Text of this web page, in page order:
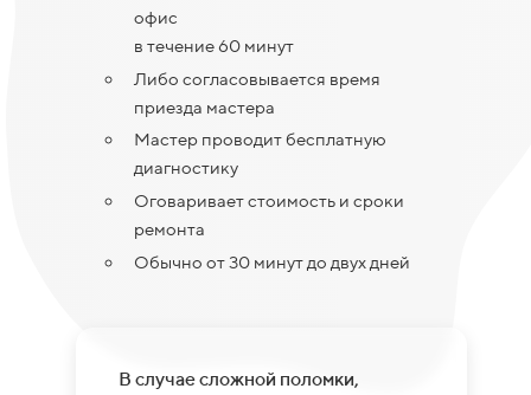
офис
в течение 60 минут
Либо согласовывается время
приезда мастера
Мастер проводит бесплатную
диагностику
Оговаривает стоимость и сроки
ремонта
Обычно от 30 минут до двух дней
В случае сложной поломки,